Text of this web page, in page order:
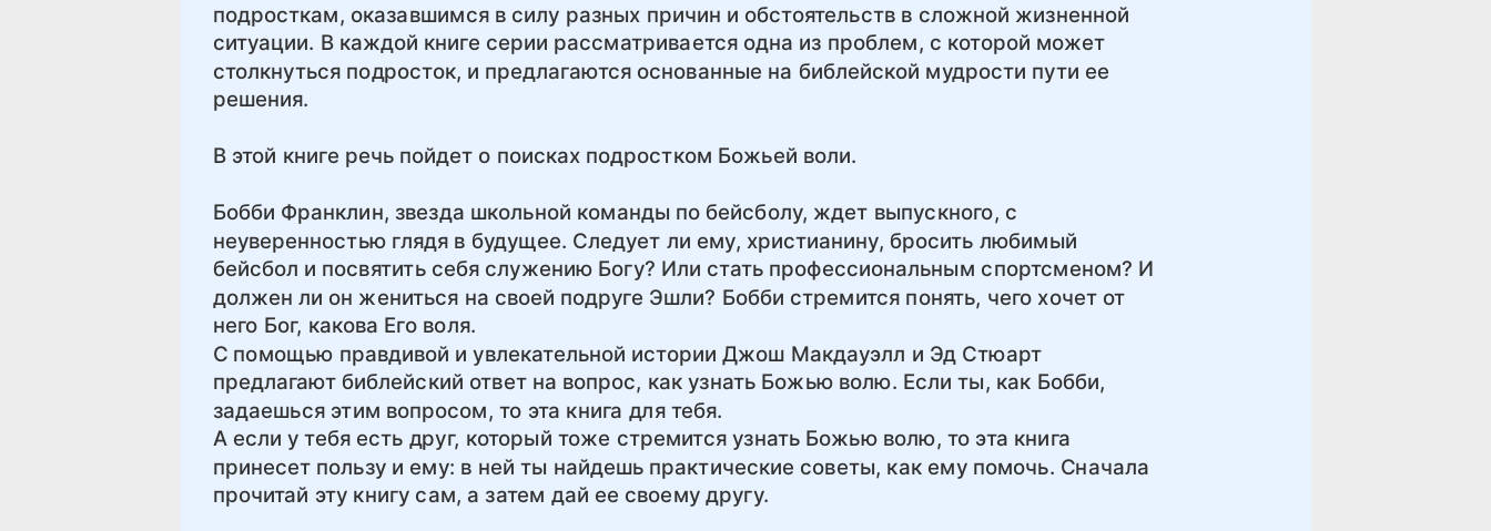
подросткам, оказавшимся в силу разных причин и обстоятельств в сложной жизненной
ситуации. В каждой книге серии рассматривается одна из проблем, с которой может
столкнуться подросток, и предлагаются основанные на библейской мудрости пути ее
решения.
В этой книге речь пойдет о поисках подростком Божьей воли.
Бобби Франклин, звезда школьной команды по бейсболу, ждет выпускного, с
неуверенностью глядя в будущее. Следует ли ему, христианину, бросить любимый
бейсбол и посвятить себя служению Богу? Или стать профессиональным спортсменом? И
должен ли он жениться на своей подруге Эшли? Бобби стремится понять, чего хочет от
него Бог, какова Его воля.
С помощью правдивой и увлекательной истории Джош Макдауэлл и Эд Стюарт
предлагают библейский ответ на вопрос, как узнать Божью волю. Если ты, как Бобби,
задаешься этим вопросом, то эта книга для тебя.
А если у тебя есть друг, который тоже стремится узнать Божью волю, то эта книга
принесет пользу и ему: в ней ты найдешь практические советы, как ему помочь. Сначала
прочитай эту книгу сам, а затем дай ее своему другу.